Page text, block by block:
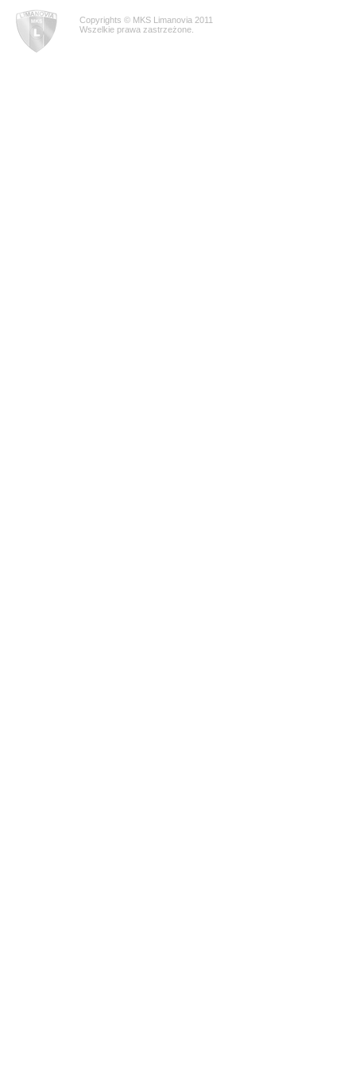
Copyrights © MKS Limanovia 2011
Wszelkie prawa zastrzeżone.